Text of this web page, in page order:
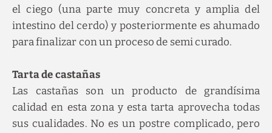
el ciego (una parte muy concreta y amplia del
intestino del cerdo) y posteriormente es ahumado
para finalizar con un proceso de semi curado.
Tarta de castañas
Las castañas son un producto de grandísima
calidad en esta zona y esta tarta aprovecha todas
sus cualidades. No es un postre complicado, pero